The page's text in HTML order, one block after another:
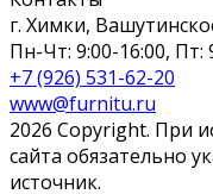
г. Химки,
Пн-Чт: 9:00-16:00, Пт:
+7 (926) 531-62-20
www@furnitu.ru
2026 Copyright. При
сайта обязательно
источник.